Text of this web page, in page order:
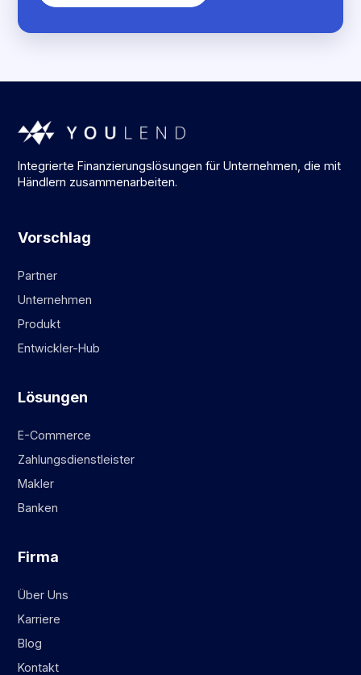
Integrierte Finanzierungslösungen für Unternehmen, die mit
Händlern zusammenarbeiten.
Vorschlag
Partner
Unternehmen
Produkt
Entwickler-Hub
Lösungen
E-Commerce
Zahlungsdienstleister
Makler
Banken
Firma
Über Uns
Karriere
Blog
Kontakt